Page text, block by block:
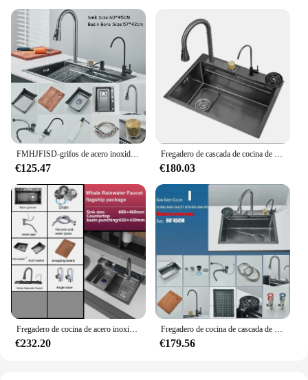
FMHJFISD-grifos de acero inoxidable para fregadero de cocina, fregadero de purificación de agua, lavadora de tazas, pantalla Digital, cascada, grúa grande de un solo tazón
€125.47
Fregadero de cascada de cocina de acero inoxidable 304, pantalla Digital, fregadero individual grande, lavabo de plato con cascada táctil multifunción
€180.03
Fregadero de cocina de acero inoxidable, cascada con cubo de basura, lavabo de encimera de apartamento para el hogar, fregadero individual grande
€232.20
Fregadero de cocina de cascada de acero inoxidable 304, gran ranura única, grifo de pantalla Digital integrado, mezclador de agua fría y caliente
€179.56